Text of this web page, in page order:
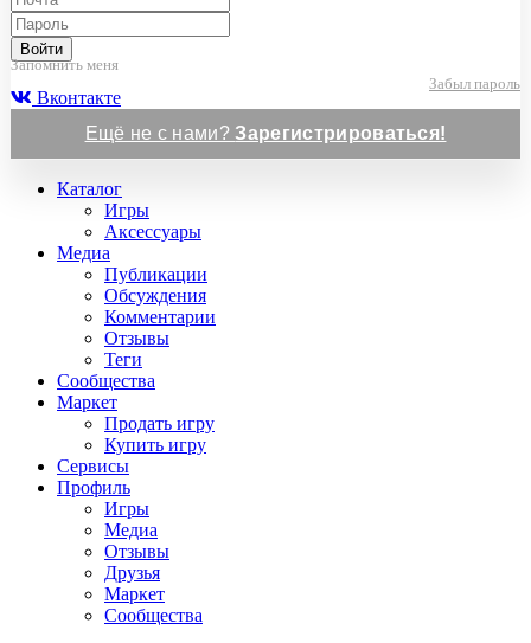
Войти
Запомнить меня
Забыл пароль
Вконтакте
Ещё не с нами?Зарегистрироваться!
Каталог
Игры
Аксессуары
Медиа
Публикации
Обсуждения
Комментарии
Отзывы
Теги
Сообщества
Маркет
Продать игру
Купить игру
Сервисы
Профиль
Игры
Медиа
Отзывы
Друзья
Маркет
Сообщества